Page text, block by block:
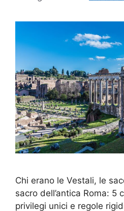
Chi erano le Vestali, le
sacro dell’antica Roma: 5
privilegi unici e regole